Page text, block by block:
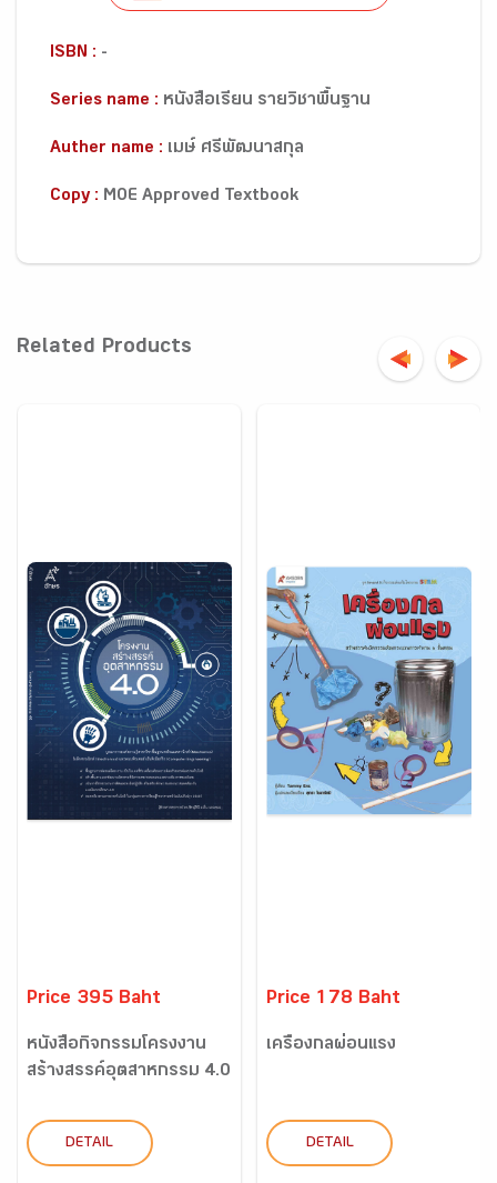
ISBN : -
Series name : หนังสือเรียน รายวิชาพื้นฐาน
Auther name : เมษ์ ศรีพัฒนาสกุล
Copy : MOE Approved Textbook
Related Products
Price 395 Baht
หนังสือกิจกรรมโครงงาน
สร้างสรรค์อุตสาหกรรม 4.0
DETAIL
Price 178 Baht
เครื่องกลผ่อนแรง
DETAIL